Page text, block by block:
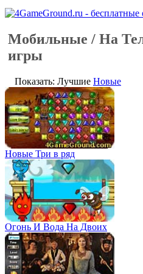
Мобильные / На
игры
Показать: Лучшие Новые
Новые Три в ряд
Огонь И Вода На Двоих